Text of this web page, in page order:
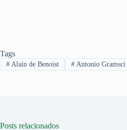
Tags
#Alain de Benoist #Antonio Gramsci
Posts relacionados